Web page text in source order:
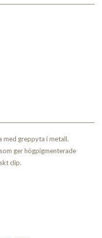
med greppyta i metall.
ger högpigmenterade
clip.